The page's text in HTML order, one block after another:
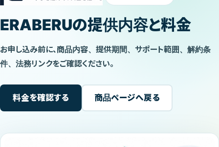
ERABERUの提供内容と料金
お申し込み前に、商品内容、提供期間、サポート範囲、解約条
件、法務リンクをご確認ください。
料金を確認する 商品ページへ戻る